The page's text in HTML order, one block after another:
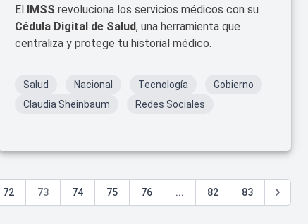
El IMSS revoluciona los servicios médicos con su
Cédula Digital de Salud, una herramienta que
centraliza y protege tu historial médico.
Salud Nacional Tecnología
Gobierno
Claudia Sheinbaum
Redes Sociales
72 73 74 75 76 ... 82 83